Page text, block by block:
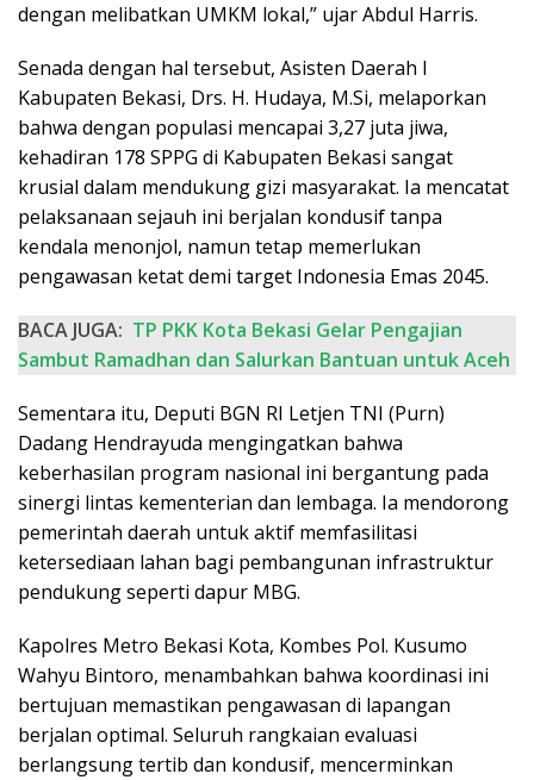
dengan melibatkan UMKM lokal,” ujar Abdul Harris.
Senada dengan hal tersebut, Asisten Daerah I
Kabupaten Bekasi, Drs. H. Hudaya, M.Si, melaporkan
bahwa dengan populasi mencapai 3,27 juta jiwa,
kehadiran 178 SPPG di Kabupaten Bekasi sangat
krusial dalam mendukung gizi masyarakat. Ia mencatat
pelaksanaan sejauh ini berjalan kondusif tanpa
kendala menonjol, namun tetap memerlukan
pengawasan ketat demi target Indonesia Emas 2045.
BACA JUGA: TP PKK Kota Bekasi Gelar Pengajian
Sambut Ramadhan dan Salurkan Bantuan untuk Aceh
Sementara itu, Deputi BGN RI Letjen TNI (Purn)
Dadang Hendrayuda mengingatkan bahwa
keberhasilan program nasional ini bergantung pada
sinergi lintas kementerian dan lembaga. Ia mendorong
pemerintah daerah untuk aktif memfasilitasi
ketersediaan lahan bagi pembangunan infrastruktur
pendukung seperti dapur MBG.
Kapolres Metro Bekasi Kota, Kombes Pol. Kusumo
Wahyu Bintoro, menambahkan bahwa koordinasi ini
bertujuan memastikan pengawasan di lapangan
berjalan optimal. Seluruh rangkaian evaluasi
berlangsung tertib dan kondusif, mencerminkan